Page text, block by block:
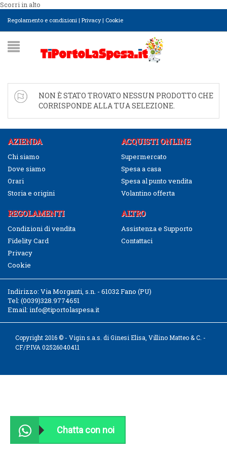
Scorri in alto
Regolamento e condizioni | Privacy| Cookie
NON È STATO TROVATO NESSUN PRODOTTO CHE
CORRISPONDE ALLA TUA SELEZIONE.
AZIENDA
Chi siamo
Dove siamo
Orari
Storia e origini
ACQUISTI ONLINE
Supermercato
Spesa a casa
Spesa al punto vendita
Volantino offerta
REGOLAMENTI
Condizioni di vendita
Fidelity Card
Privacy
Cookie
ALTRO
Assistenza e Supporto
Contattaci
Indirizzo: Via Morganti, s.n. - 61032 Fano (PU)
Tel: (0039)328.9774651
Email: info@tiportolaspesa.it
Copyright 2016 © - Vigin s.a.s. di Ginesi Elisa, Villino Matteo & C. -
CF/P.IVA 02526040411
Chatta con noi